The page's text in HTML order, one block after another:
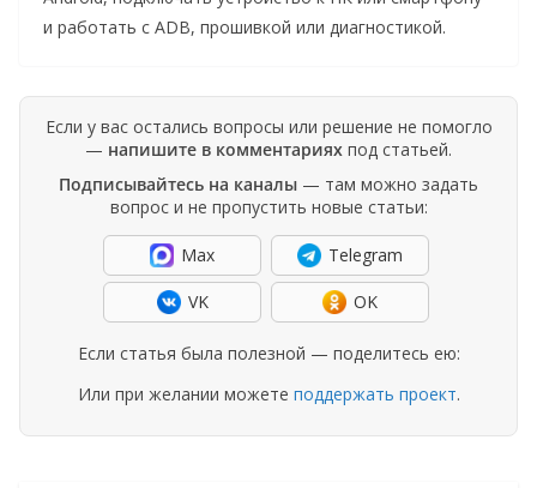
и работать с ADB, прошивкой или диагностикой.
Если у вас остались вопросы или решение не помогло
— напишите в комментариях под статьей.
Подписывайтесь на каналы — там можно задать
вопрос и не пропустить новые статьи:
Max Telegram
VK OK
Если статья была полезной — поделитесь ею:
Или при желании можете поддержать проект.